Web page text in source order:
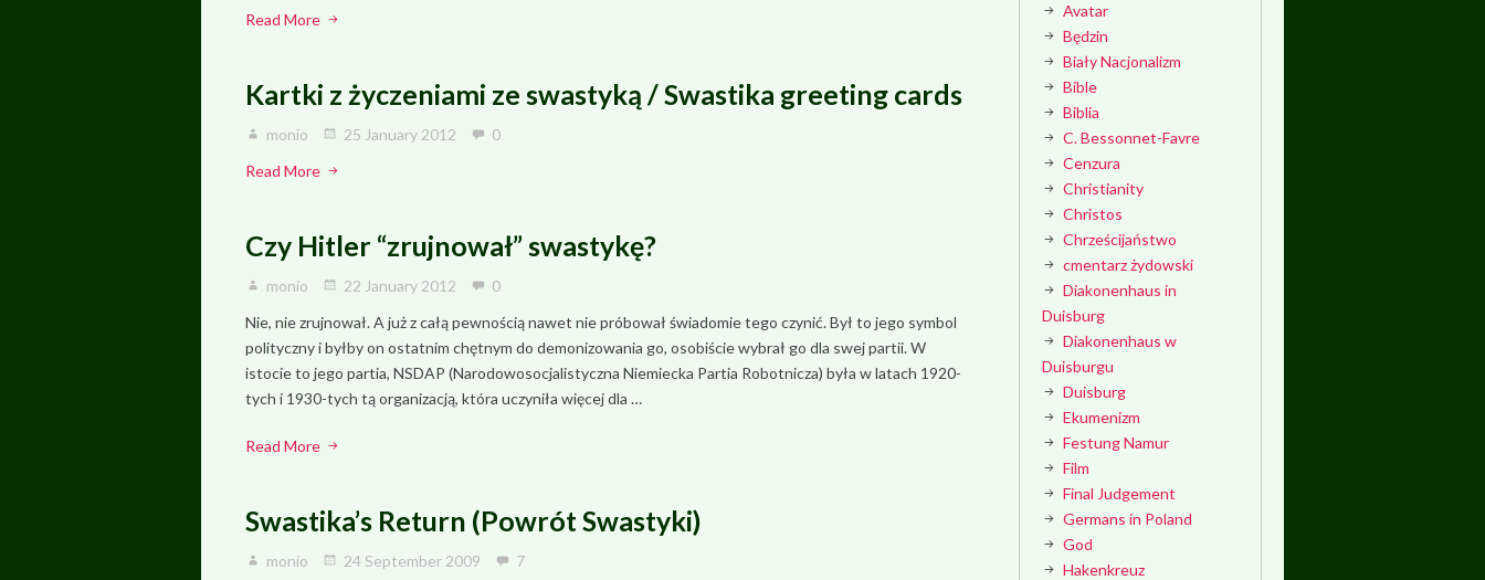
Read More
Kartki z życzeniami ze swastyką / Swastika greeting cards
monio 25 January 2012
0
Read More
Czy Hitler “zrujnował” swastykę?
monio 22 January 2012
0
Nie, nie zrujnował. A już z całą pewnością nawet nie próbował świadomie tego czynić. Był to jego symbol
polityczny i byłby on ostatnim chętnym do demonizowania go, osobiście wybrał go dla swej partii. W
istocie to jego partia, NSDAP (Narodowosocjalistyczna Niemiecka Partia Robotnicza) była w latach 1920-
tych i 1930-tych tą organizacją, która uczyniła więcej dla …
Read More
Swastika’s Return (Powrót Swastyki)
monio 24 September 2009
7
Avatar
Będzin
Biały Nacjonalizm
Bible
Biblia
C. Bessonnet-Favre
Cenzura
Christianity
Christos
Chrześcijaństwo
cmentarz żydowski
Diakonenhaus in
Duisburg
Diakonenhaus w
Duisburgu
Duisburg
Ekumenizm
Festung Namur
Film
Final Judgement
Germans in Poland
God
Hakenkreuz